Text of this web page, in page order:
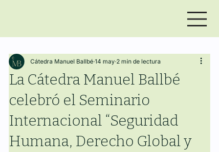
La Cátedra Manuel Ballbé
celebró el Seminario
Internacional “Seguridad
Humana, Derecho Global y
Cátedra Manuel Ballbé 14 may 2 min de lectura